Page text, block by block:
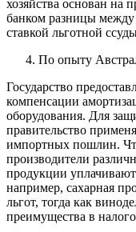
хозяйства основан на
банком разницы между
ставкой льготной
По опыту
Государство
компенсации
оборудования. Для
правительство
импортных пошлин.
производители
продукции
например, сахарная
льгот, тогда как
преимущества в